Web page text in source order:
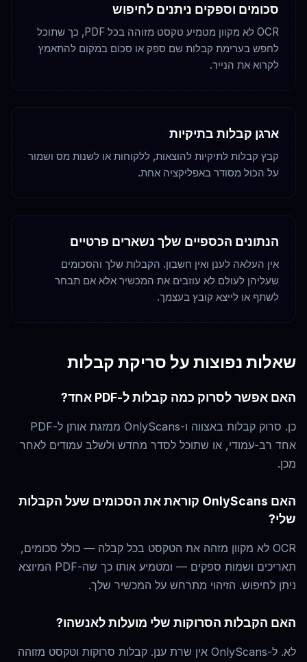
סכומים וספקים ניתנים לחיפוש
OCR לא מקוון מטמיע טקסט מזוהה בכל PDF, כך שתוכל
לחפש בערימת קבלות שם ספק או סכום במקום להתאמץ
לקרוא את הנייר.
ארגן קבלות בתיקיות
קבץ קבלות לתיקיות להוצאות, ללקוחות או לשנות מס ושמור
על הכול מסודר באפליקציה אחת.
הנתונים הכספיים שלך נשארים פרטיים
אין העלאה לענן ואין חשבון. הקבלות שלך והסכומים
שעליהן לעולם לא עוזבים את המכשיר אלא אם תבחר
לשתף או לייצא קובץ בעצמך.
שאלות נפוצות על סריקת קבלות
האם אפשר לסרוק כמה קבלות ל-PDF אחד?
כן. סרוק קבלות באצווה ו-OnlyScans ממזגת אותן ל-PDF
אחד רב-עמודי, או שתוכל לסדר מחדש ולשלב עמודים לאחר
מכן.
האם OnlyScans קוראת את הסכומים שעל הקבלות
שלי?
OCR לא מקוון מזהה את הטקסט בכל קבלה — כולל סכומים,
תאריכים ושמות ספקים — ומטמיע אותו כך שה-PDF המיוצא
ניתן לחיפוש. הזיהוי מתרחש על המכשיר שלך.
האם הקבלות הסרוקות שלי מועלות לאנשהו?
לא. ל-OnlyScans אין שרת ענן. קבלות סרוקות וטקסט מזוהה